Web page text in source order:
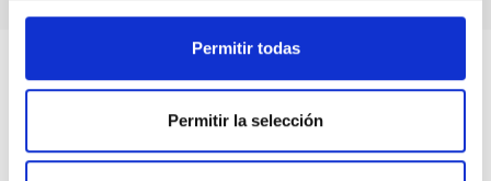
Permitir todas
Permitir la selección